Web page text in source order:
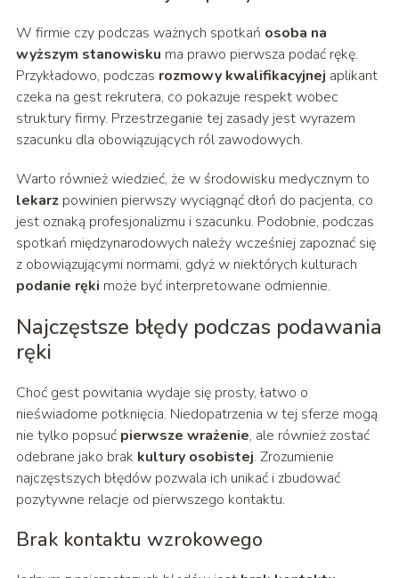
W firmie czy podczas ważnych spotkań osoba na
wyższym stanowisku ma prawo pierwsza podać rękę.
Przykładowo, podczas rozmowy kwalifikacyjnej aplikant
czeka na gest rekrutera, co pokazuje respekt wobec
struktury firmy. Przestrzeganie tej zasady jest wyrazem
szacunku dla obowiązujących ról zawodowych.
Warto również wiedzieć, że w środowisku medycznym to
lekarzpowinien pierwszy wyciągnąć dłoń do pacjenta, co
jest oznaką profesjonalizmu i szacunku. Podobnie, podczas
spotkań międzynarodowych należy wcześniej zapoznać się
z obowiązującymi normami, gdyż w niektórych kulturach
podanie ręki może być interpretowane odmiennie.
Najczęstsze błędy podczas podawania
ręki
Choć gest powitania wydaje się prosty, łatwo o
nieświadome potknięcia. Niedopatrzenia w tej sferze mogą
nie tylko popsuć pierwsze wrażenie, ale również zostać
odebrane jako brak kultury osobistej. Zrozumienie
najczęstszych błędów pozwala ich unikać i zbudować
pozytywne relacje od pierwszego kontaktu.
Brak kontaktu wzrokowego